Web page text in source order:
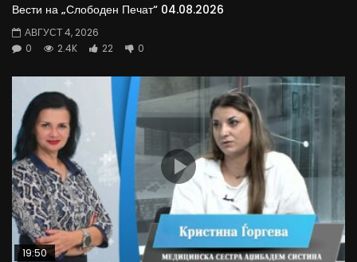
Вести на „Слободен Печат“ 04.08.2026
АВГУСТ 4, 2026
0
2.4K 22 0
19:50